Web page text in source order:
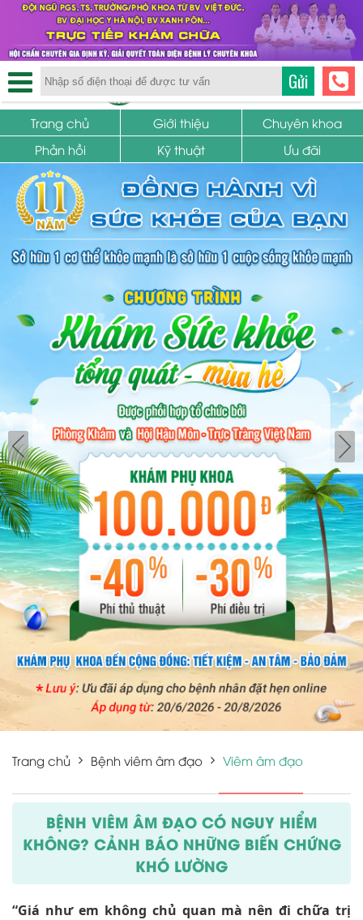
TRUNG TÂM PHỤ KHOA
SỨC KHỎE SINH SẢN
Trang chủ Giới thiệu
Chuyên khoa
Phản hồi
Kỹ thuật Ưu đãi
Trang chủ Bệnh viêm âm đạo Viêm âm đạo
BỆNH VIÊM ÂM ĐẠO CÓ NGUY HIỂM
KHÔNG? CẢNH BÁO NHỮNG BIẾN CHỨNG
KHÓ LƯỜNG
“Giá như em không chủ quan mà nên đi chữa trị
Gửi